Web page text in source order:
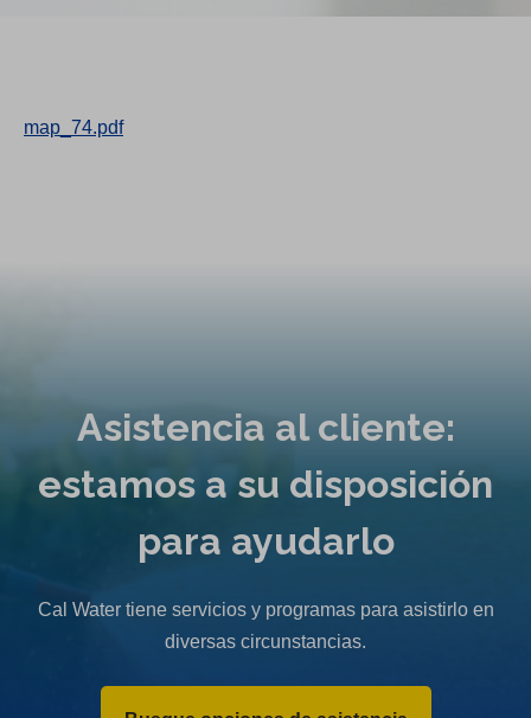
map_74.pdf
Asistencia al cliente:
estamos a su disposición
para ayudarlo
Cal Water tiene servicios y programas para asistirlo en
diversas circunstancias.